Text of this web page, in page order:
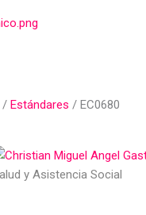
/ Estándares / EC0680
y Asistencia Social